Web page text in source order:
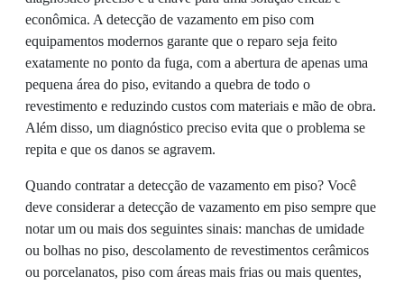
econômica. A detecção de vazamento em piso com
equipamentos modernos garante que o reparo seja feito
exatamente no ponto da fuga, com a abertura de apenas uma
pequena área do piso, evitando a quebra de todo o
revestimento e reduzindo custos com materiais e mão de obra.
Além disso, um diagnóstico preciso evita que o problema se
repita e que os danos se agravem.
Quando contratar a detecção de vazamento em piso? Você
deve considerar a detecção de vazamento em piso sempre que
notar um ou mais dos seguintes sinais: manchas de umidade
ou bolhas no piso, descolamento de revestimentos cerâmicos
ou porcelanatos, piso com áreas mais frias ou mais quentes,